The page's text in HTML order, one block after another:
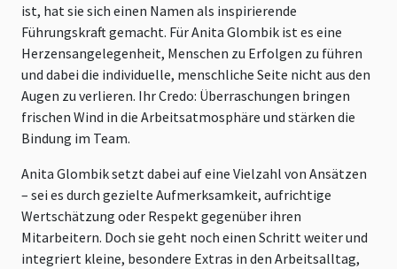
ist, hat sie sich einen Namen als inspirierende
Führungskraft gemacht. Für Anita Glombik ist es eine
Herzensangelegenheit, Menschen zu Erfolgen zu führen
und dabei die individuelle, menschliche Seite nicht aus den
Augen zu verlieren. Ihr Credo: Überraschungen bringen
frischen Wind in die Arbeitsatmosphäre und stärken die
Bindung im Team.
Anita Glombik setzt dabei auf eine Vielzahl von Ansätzen
– sei es durch gezielte Aufmerksamkeit, aufrichtige
Wertschätzung oder Respekt gegenüber ihren
Mitarbeitern. Doch sie geht noch einen Schritt weiter und
integriert kleine, besondere Extras in den Arbeitsalltag,